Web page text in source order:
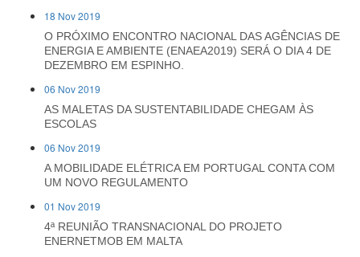
18 Nov 2019
O PRÓXIMO ENCONTRO NACIONAL DAS AGÊNCIAS DE
ENERGIA E AMBIENTE (ENAEA2019) SERÁ O DIA 4 DE
DEZEMBRO EM ESPINHO.
06 Nov 2019
AS MALETAS DA SUSTENTABILIDADE CHEGAM ÀS
ESCOLAS
06 Nov 2019
A MOBILIDADE ELÉTRICA EM PORTUGAL CONTA COM
UM NOVO REGULAMENTO
01 Nov 2019
4ª REUNIÃO TRANSNACIONAL DO PROJETO
ENERNETMOB EM MALTA